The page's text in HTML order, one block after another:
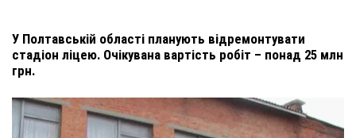
У Полтавській області планують відремонтувати
стадіон ліцею. Очікувана вартість робіт – понад 25 млн
грн.